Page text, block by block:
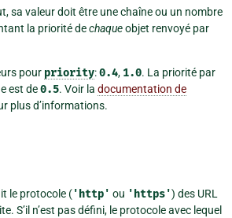
sa valeur doit être une chaîne ou un nombre
la priorité dechaqueobjet renvoyé par
pour priority:0.4, 1.0. La priorité par
est de0.5. Voir ladocumentation de
plus d’informations.
le protocole ('http' ou 'https') des URL
S’il n’est pas défini, le protocole avec lequel